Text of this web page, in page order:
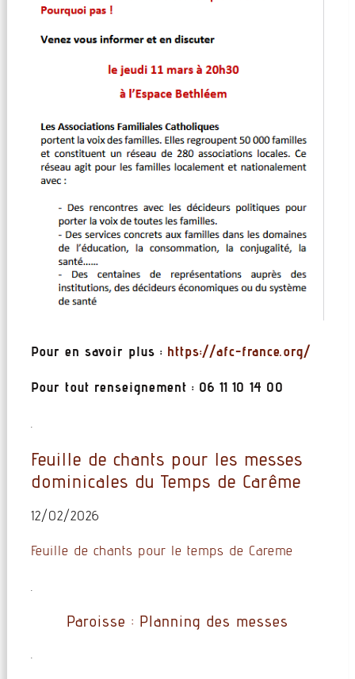
Pour en savoir plus : https://afc-france.org/
Pour tout renseignement : 06 11 10 14 00
Feuille de chants pour les messes
dominicales du Temps de Carême
12/02/2026
Feuille de chants pour le temps de Careme
Paroisse : Planning des messes